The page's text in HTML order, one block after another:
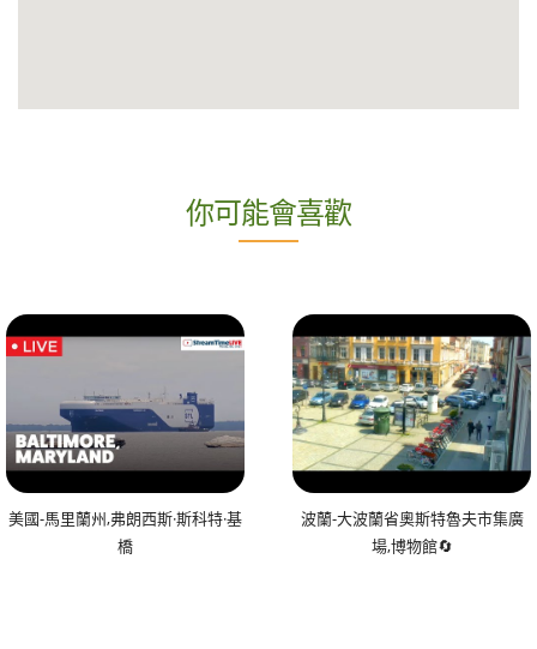
你可能會喜歡
美國-馬里蘭州,弗朗西斯·斯科特·基
橋
波蘭-大波蘭省奧斯特魯夫市集廣
場,博物館🔄